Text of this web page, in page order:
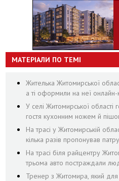
МАТЕРІАЛИ ПО ТЕМІ
Жителька Житомирської
а ті оформили на неї
У селі Житомирської
гостя кухонним ножем й
На трасі у Житомирській
кілька разів пропонував
На трасі біля райцентру
трьома авто постраждали
Тренер з Житомира, який для